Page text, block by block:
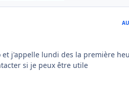
j'appelle lundi des la première
si je peux être utile